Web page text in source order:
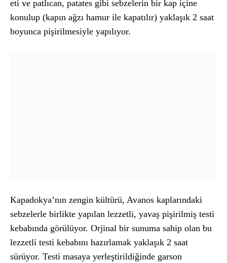
eti ve patlıcan, patates gibi sebzelerin bir kap içine
konulup (kapın ağzı hamur ile kapatılır) yaklaşık 2 saat
boyunca pişirilmesiyle yapılıyor.
Kapadokya’nın zengin kültürü, Avanos kaplarındaki
sebzelerle birlikte yapılan lezzetli, yavaş pişirilmiş testi
kebabında görülüyor. Orjinal bir sunuma sahip olan bu
lezzetli testi kebabını hazırlamak yaklaşık 2 saat
sürüyor. Testi masaya yerleştirildiğinde garson